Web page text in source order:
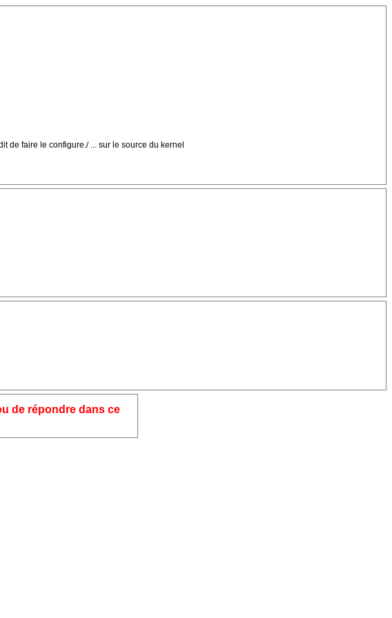
de faire le configure./ ... sur le source du kernel
de répondre dans ce